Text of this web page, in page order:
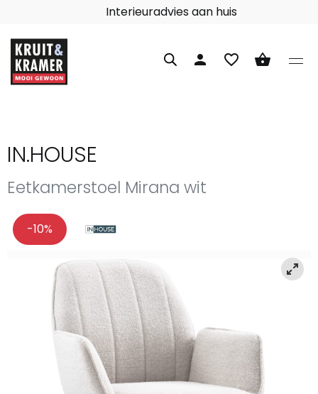
Interieuradvies aan huis
person favorite_border shopping_basket
IN.HOUSE
Eetkamerstoel Mirana wit
-10%